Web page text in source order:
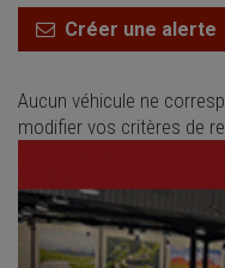
Créer une alerte
Aucun véhicule ne
modifier vos critères de